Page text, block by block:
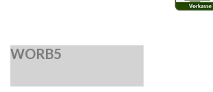
WORB5